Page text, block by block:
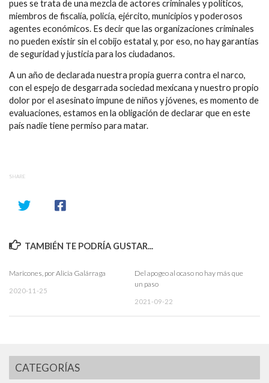
pues se trata de una mezcla de actores criminales y políticos,
miembros de fiscalía, policía, ejército, municipios y poderosos
agentes económicos. Es decir que las organizaciones criminales
no pueden existir sin el cobijo estatal y, por eso, no hay garantías
de seguridad y justicia para los ciudadanos.
A un año de declarada nuestra propia guerra contra el narco,
con el espejo de desgarrada sociedad mexicana y nuestro propio
dolor por el asesinato impune de niños y jóvenes, es momento de
evaluaciones, estamos en la obligación de declarar que en este
país nadie tiene permiso para matar.
SHARE
TAMBIÉN TE PODRÍA GUSTAR...
Maricones, por Alicia Galárraga
2020-11-25
Del apogeo al ocaso no hay más que
un paso
2021-09-22
CATEGORÍAS